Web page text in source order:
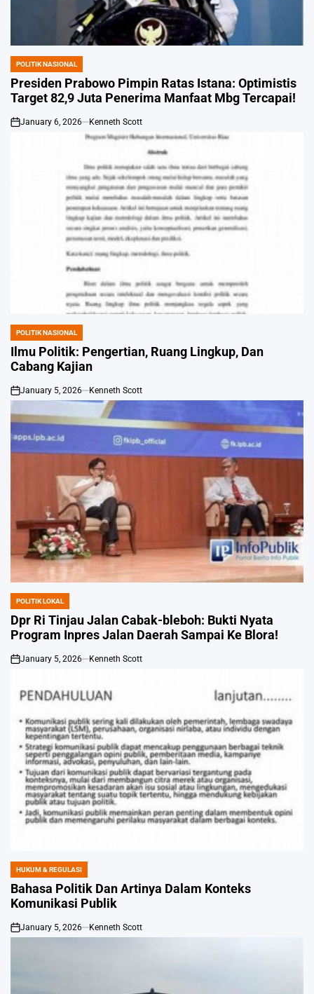
POSTED
IN
POLITIK NASIONAL
Presiden Prabowo Pimpin Ratas Istana: Optimistis
Target 82,9 Juta Penerima Manfaat Mbg Tercapai!
on
January 6, 2026 Kenneth Scott
POSTED
IN
POLITIK NASIONAL
Ilmu Politik: Pengertian, Ruang Lingkup, Dan
Cabang Kajian
on
January 5, 2026 Kenneth Scott
POSTED
IN
POLITIK LOKAL
Dpr Ri Tinjau Jalan Cabak-bleboh: Bukti Nyata
Program Inpres Jalan Daerah Sampai Ke Blora!
on
January 5, 2026 Kenneth Scott
POSTED
IN
HUKUM & REGULASI
Bahasa Politik Dan Artinya Dalam Konteks
Komunikasi Publik
on
January 5, 2026 Kenneth Scott